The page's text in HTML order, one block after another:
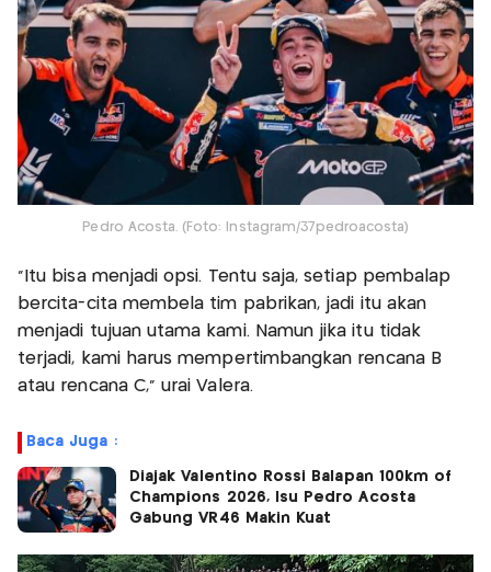
Pedro Acosta. (Foto: Instagram/37pedroacosta)
“Itu bisa menjadi opsi. Tentu saja, setiap pembalap
bercita-cita membela tim pabrikan, jadi itu akan
menjadi tujuan utama kami. Namun jika itu tidak
terjadi, kami harus mempertimbangkan rencana B
atau rencana C,” urai Valera.
Baca Juga :
Diajak Valentino Rossi Balapan 100km of
Champions 2026, Isu Pedro Acosta
Gabung VR46 Makin Kuat